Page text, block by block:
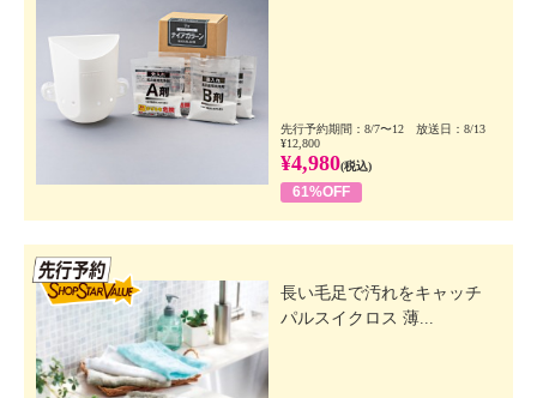
先行予約期間：8/7〜12 放送日：8/13
¥12,800
¥4,980(税込)
61%OFF
長い毛足で汚れをキャッチ
パルスイクロス 薄...